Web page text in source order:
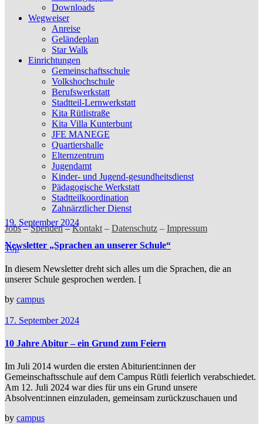
Downloads
Wegweiser
Anreise
Geländeplan
Star Walk
Einrichtungen
Gemeinschaftsschule
Volkshochschule
Berufswerkstatt
Stadtteil-Lernwerkstatt
Kita Rütlistraße
Kita Villa Kunterbunt
JFE MANEGE
Quartiershalle
Elternzentrum
Jugendamt
Kinder- und Jugend-gesundheitsdienst
Pädagogische Werkstatt
Stadtteilkoordination
Zahnärztlicher Dienst
Jobs–Spenden–Kontakt – Datenschutz – Impressum
Top
19. September 2024
Newsletter „Sprachen an unserer Schule“
In diesem Newsletter dreht sich alles um die Sprachen, die an
unserer Schule gesprochen werden. [
by campus
17. September 2024
10 Jahre Abitur – ein Grund zum Feiern
Im Juli 2014 wurden die ersten Abiturient:innen der
Gemeinschaftsschule auf dem Campus Rütli feierlich verabschiedet.
Am 12. Juli 2024 war dies für uns ein Grund unsere
Absolvent:innen einzuladen, gemeinsam zurückzuschauen und
by campus